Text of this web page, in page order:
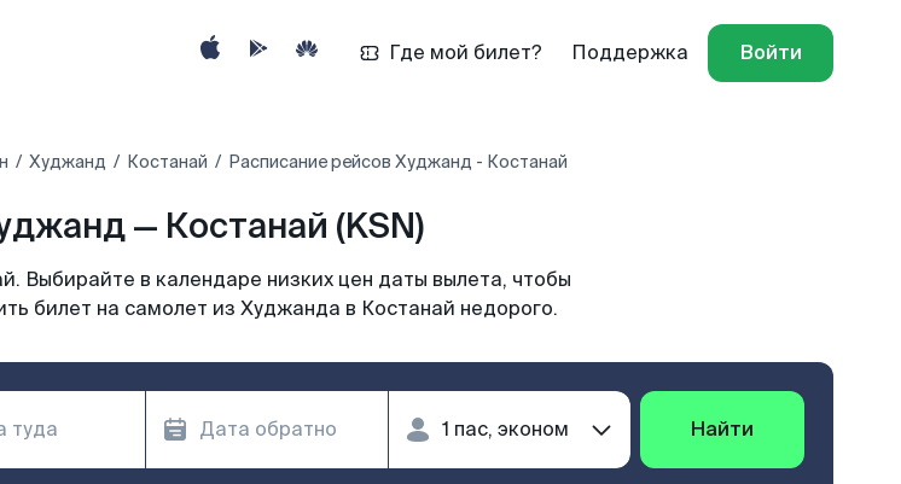
Где мой билет? Поддержка Войти
Худжанд Костанай Расписание рейсов Худжанд - Костанай
— Костанай (KSN)
Выбирайте в календаре низких цен даты вылета, чтобы
билет на самолет из Худжанда в Костанай недорого.
Найти